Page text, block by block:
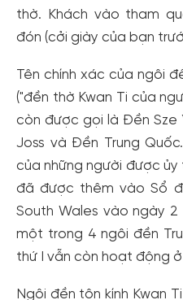
thờ. Khách vào tham
đón (cởi giày của bạn
Tên chính xác của ngôi
("đền thờ Kwan Ti của
còn được gọi là Đền Sze
Joss và Đền Trung
của những người được ủy
đã được thêm vào Sổ
South Wales vào ngày 2
một trong 4 ngôi đền
thứ I vẫn còn hoạt động ở
Ngôi đền tôn kính Kwan
Tạo tài khoản